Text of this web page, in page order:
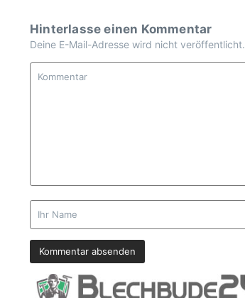
Hinterlasse einen Kommentar
Deine E-Mail-Adresse wird nicht veröffentlicht.